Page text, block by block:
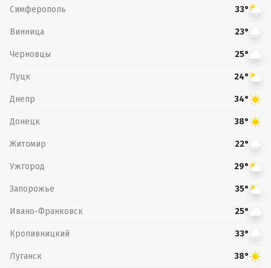
Симферополь 33°
Винница 23°
Черновцы 25°
Луцк 24°
Днепр 34°
Донецк 38°
Житомир 22°
Ужгород 29°
Запорожье 35°
Ивано-Франковск 25°
Кропивницкий 33°
Луганск 38°